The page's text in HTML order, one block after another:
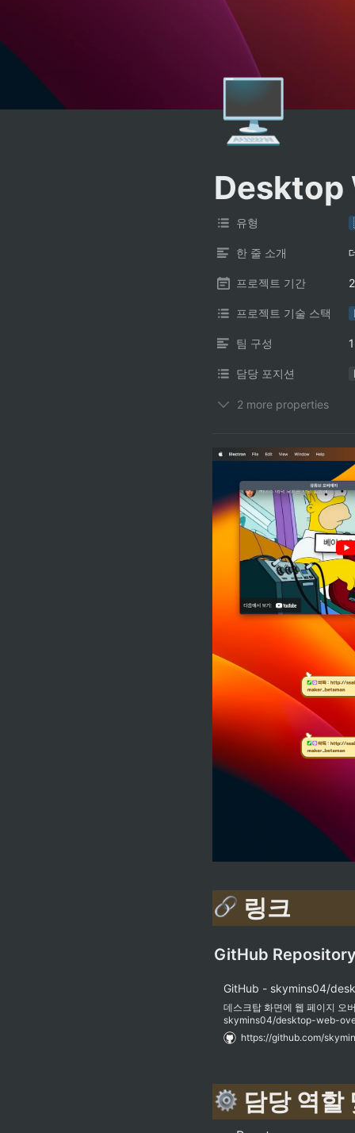
🖥️
Desktop
유형
한 줄 소개
프로젝트 기간
프로젝트 기술 스택
팀 구성
담당 포지션
2 more properties
링크
GitHub
데스크탑 화면에 웹 페이지 오
skymins04/desktop-web-
https://github.com/
담당 역할